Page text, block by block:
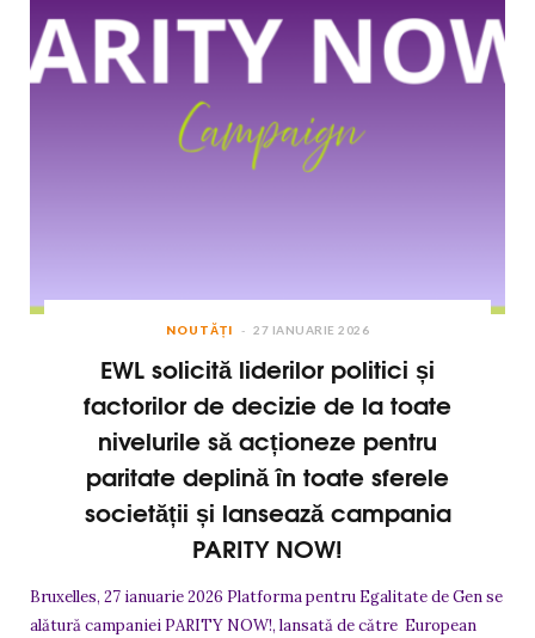
NOUTĂȚI 27 IANUARIE 2026
EWL solicită liderilor politici și
factorilor de decizie de la toate
nivelurile să acționeze pentru
paritate deplină în toate sferele
societății și lansează campania
PARITY NOW!
Bruxelles, 27 ianuarie 2026 Platforma pentru Egalitate de Gen se
alătură campaniei PARITY NOW!, lansată de către European